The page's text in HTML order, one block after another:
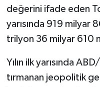
değerini ifade eden
yarısında 919 milyar
trilyon 36 milyar 610
Yılın ilk yarısında
tırmanan jeopolitik